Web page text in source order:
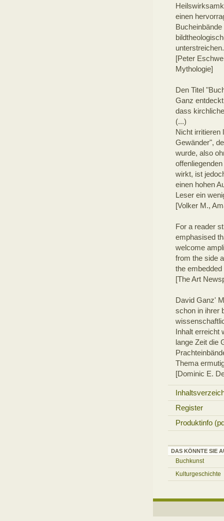
einen
unterstreichen.
[Peter
Mythologie]
Den Titel
Ganz
dass
(...)
Nicht irritieren
Gewänder",
wurde, also
wirkt, ist
einen hohen
Leser ein
[Volker M.,
For a reader
emphasised
welcome
from the side
the
[The Art
David Ganz'
schon in ihrer
Inhalt erreicht
lange Zeit die
Thema
[Dominic E.
Register
Produktinfo
DAS KÖNNTE SIE
Buchkunst
Kulturgeschichte